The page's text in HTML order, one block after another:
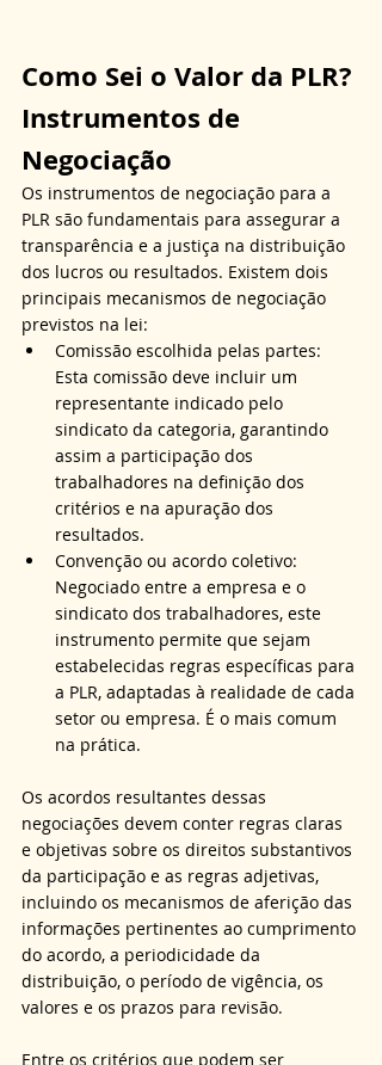
Como Sei o Valor da PLR?
Instrumentos de
Negociação
Os instrumentos de negociação para a
PLR são fundamentais para assegurar a
transparência e a justiça na distribuição
dos lucros ou resultados. Existem dois
principais mecanismos de negociação
previstos na lei:
Comissão escolhida pelas partes:
Esta comissão deve incluir um
representante indicado pelo
sindicato da categoria, garantindo
assim a participação dos
trabalhadores na definição dos
critérios e na apuração dos
resultados.
Convenção ou acordo coletivo:
Negociado entre a empresa e o
sindicato dos trabalhadores, este
instrumento permite que sejam
estabelecidas regras específicas para
a PLR, adaptadas à realidade de cada
setor ou empresa. É o mais comum
na prática.
Os acordos resultantes dessas
negociações devem conter regras claras
e objetivas sobre os direitos substantivos
da participação e as regras adjetivas,
incluindo os mecanismos de aferição das
informações pertinentes ao cumprimento
do acordo, a periodicidade da
distribuição, o período de vigência, os
valores e os prazos para revisão.
Entre os critérios que podem ser